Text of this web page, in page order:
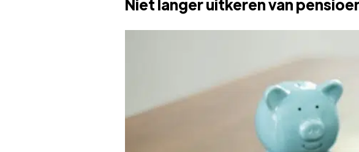
Niet langer uitkeren van